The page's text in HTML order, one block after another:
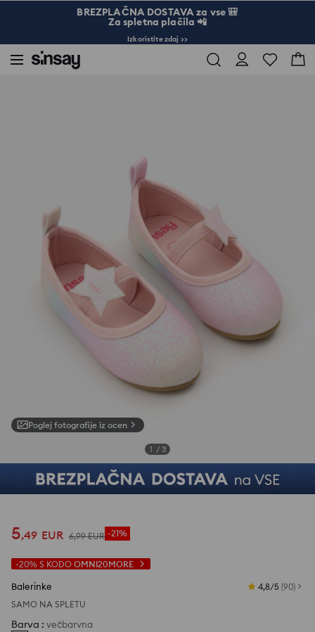
BREZPLAČNA DOSTAVA za vse 🎒
Za spletna plačila 📲
Izkoristite zdaj >>
Poglej fotografije iz ocen
1 / 3
5,49 EUR 6,99 EUR -21%
-20% S KODO OMNI20MORE
Balerinke 4,8/5 (90)
SAMO NA SPLETU
Barva : večbarvna